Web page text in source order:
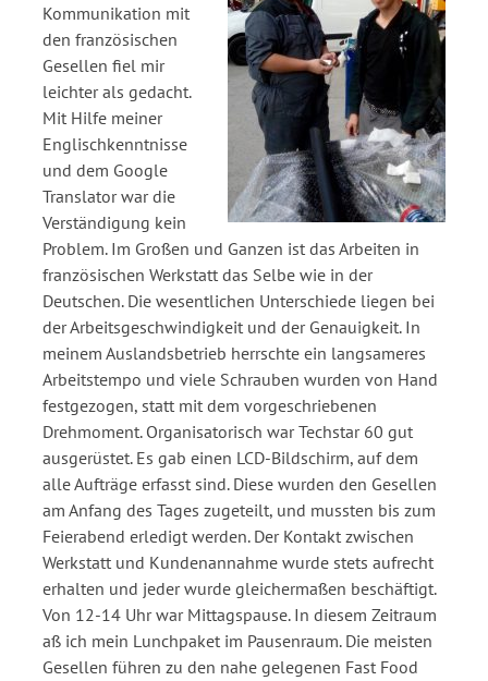
Kommunikation mit
den französischen
Gesellen fiel mir
leichter als gedacht.
Mit Hilfe meiner
Englischkenntnisse
und dem Google
Translator war die
Verständigung kein
Problem. Im Großen und Ganzen ist das Arbeiten in
französischen Werkstatt das Selbe wie in der
Deutschen. Die wesentlichen Unterschiede liegen bei
der Arbeitsgeschwindigkeit und der Genauigkeit. In
meinem Auslandsbetrieb herrschte ein langsameres
Arbeitstempo und viele Schrauben wurden von Hand
festgezogen, statt mit dem vorgeschriebenen
Drehmoment. Organisatorisch war Techstar 60 gut
ausgerüstet. Es gab einen LCD-Bildschirm, auf dem
alle Aufträge erfasst sind. Diese wurden den Gesellen
am Anfang des Tages zugeteilt, und mussten bis zum
Feierabend erledigt werden. Der Kontakt zwischen
Werkstatt und Kundenannahme wurde stets aufrecht
erhalten und jeder wurde gleichermaßen beschäftigt.
Von 12-14 Uhr war Mittagspause. In diesem Zeitraum
aß ich mein Lunchpaket im Pausenraum. Die meisten
Gesellen führen zu den nahe gelegenen Fast Food